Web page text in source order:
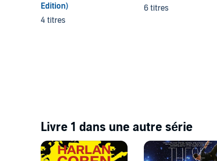
Edition)
4 titres
6 titres
Livre 1 dans une autre série